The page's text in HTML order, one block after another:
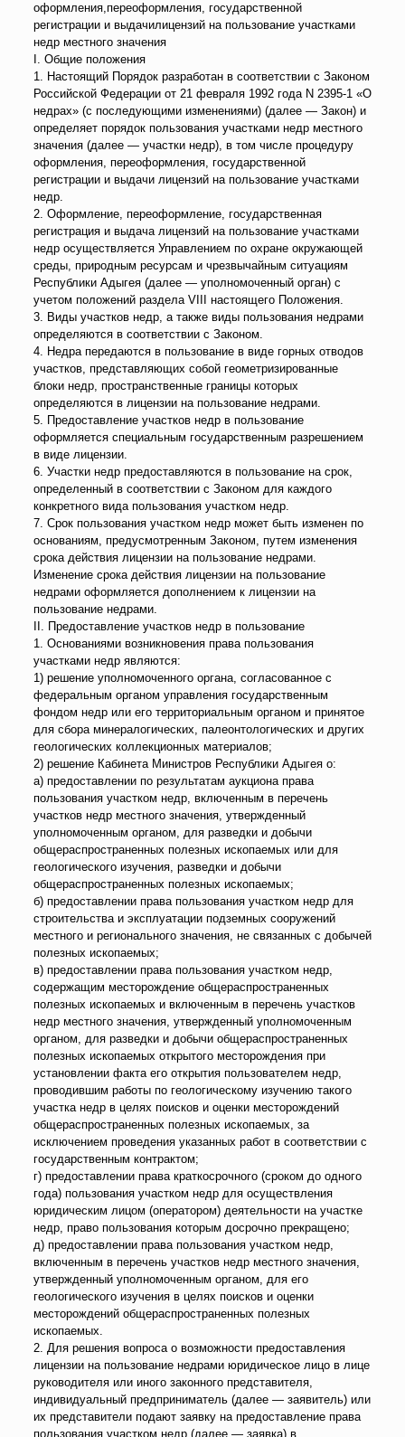
оформления,переоформления, государственной
регистрации и выдачилицензий на пользование участками
недр местного значения
I. Общие положения
1. Настоящий Порядок разработан в соответствии с Законом
Российской Федерации от 21 февраля 1992 года N 2395-1 «О
недрах» (с последующими изменениями) (далее — Закон) и
определяет порядок пользования участками недр местного
значения (далее — участки недр), в том числе процедуру
оформления, переоформления, государственной
регистрации и выдачи лицензий на пользование участками
недр.
2. Оформление, переоформление, государственная
регистрация и выдача лицензий на пользование участками
недр осуществляется Управлением по охране окружающей
среды, природным ресурсам и чрезвычайным ситуациям
Республики Адыгея (далее — уполномоченный орган) с
учетом положений раздела VIII настоящего Положения.
3. Виды участков недр, а также виды пользования недрами
определяются в соответствии с Законом.
4. Недра передаются в пользование в виде горных отводов
участков, представляющих собой геометризированные
блоки недр, пространственные границы которых
определяются в лицензии на пользование недрами.
5. Предоставление участков недр в пользование
оформляется специальным государственным разрешением
в виде лицензии.
6. Участки недр предоставляются в пользование на срок,
определенный в соответствии с Законом для каждого
конкретного вида пользования участком недр.
7. Срок пользования участком недр может быть изменен по
основаниям, предусмотренным Законом, путем изменения
срока действия лицензии на пользование недрами.
Изменение срока действия лицензии на пользование
недрами оформляется дополнением к лицензии на
пользование недрами.
II. Предоставление участков недр в пользование
1. Основаниями возникновения права пользования
участками недр являются:
1) решение уполномоченного органа, согласованное с
федеральным органом управления государственным
фондом недр или его территориальным органом и принятое
для сбора минералогических, палеонтологических и других
геологических коллекционных материалов;
2) решение Кабинета Министров Республики Адыгея о:
а) предоставлении по результатам аукциона права
пользования участком недр, включенным в перечень
участков недр местного значения, утвержденный
уполномоченным органом, для разведки и добычи
общераспространенных полезных ископаемых или для
геологического изучения, разведки и добычи
общераспространенных полезных ископаемых;
б) предоставлении права пользования участком недр для
строительства и эксплуатации подземных сооружений
местного и регионального значения, не связанных с добычей
полезных ископаемых;
в) предоставлении права пользования участком недр,
содержащим месторождение общераспространенных
полезных ископаемых и включенным в перечень участков
недр местного значения, утвержденный уполномоченным
органом, для разведки и добычи общераспространенных
полезных ископаемых открытого месторождения при
установлении факта его открытия пользователем недр,
проводившим работы по геологическому изучению такого
участка недр в целях поисков и оценки месторождений
общераспространенных полезных ископаемых, за
исключением проведения указанных работ в соответствии с
государственным контрактом;
г) предоставлении права краткосрочного (сроком до одного
года) пользования участком недр для осуществления
юридическим лицом (оператором) деятельности на участке
недр, право пользования которым досрочно прекращено;
д) предоставлении права пользования участком недр,
включенным в перечень участков недр местного значения,
утвержденный уполномоченным органом, для его
геологического изучения в целях поисков и оценки
месторождений общераспространенных полезных
ископаемых.
2. Для решения вопроса о возможности предоставления
лицензии на пользование недрами юридическое лицо в лице
руководителя или иного законного представителя,
индивидуальный предприниматель (далее — заявитель) или
их представители подают заявку на предоставление права
пользования участком недр (далее — заявка) в